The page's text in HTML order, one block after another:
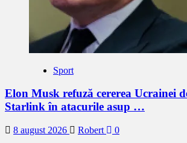
Sport
Elon Musk refuză cererea Ucrainei
Starlink în atacurile asup …
8 august 2026 Robert 0